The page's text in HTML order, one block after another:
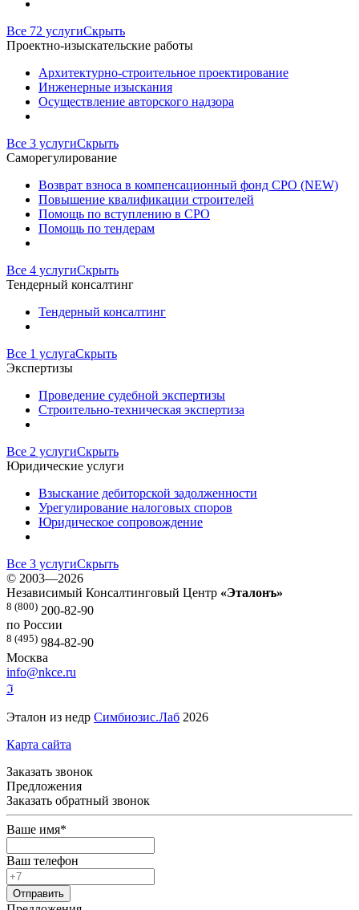
Все 72 услугиСкрыть
Проектно-изыскательские работы
Архитектурно-строительное проектирование
Инженерные изыскания
Осуществление авторского надзора
Все 3 услугиСкрыть
Саморегулирование
Возврат взноса в компенсационный фонд СРО (NEW)
Повышение квалификации строителей
Помощь по вступлению в СРО
Помощь по тендерам
Все 4 услугиСкрыть
Тендерный консалтинг
Тендерный консалтинг
Все 1 услугаСкрыть
Экспертизы
Проведение судебной экспертизы
Строительно-техническая экспертиза
Все 2 услугиСкрыть
Юридические услуги
Взыскание дебиторской задолженности
Урегулирование налоговых споров
Юридическое сопровождение
Все 3 услугиСкрыть
© 2003—2026
Независимый Консалтинговый Центр «Эталонъ»
8 (800) 200-82-90
по России
8 (495) 984-82-90
Москва
info@nkce.ru
ℑ
Эталон из недр Симбиозис.Лаб 2026
Карта сайта
Заказать звонок
Предложения
Заказать обратный звонок
Ваше имя*
Ваш телефон